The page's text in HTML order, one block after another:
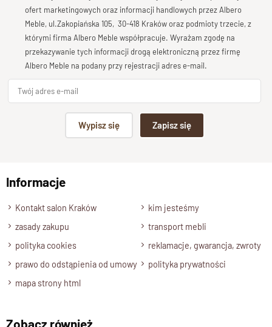
Wykończenie
Produkt został wykończony ekologicznym lakierem
półmatowym.
Styl
Regał zabudowany z szufladą w stylu nowoczesnym.
Szerokość
45 cm.
Półki
Wnętrze mebla jest wyposażone w półki o grubości 4 cm .
Stan produktu
Bardzo dobry
Twoja opinia o produkcie
Podpis
Wyślij opinię
ofert marketingowych oraz informacji handlowych przez Albero
Meble, ul.Zakopiańska 105, 30-418 Kraków oraz podmioty trzecie, z
którymi firma Albero Meble współpracuje. Wyrażam zgodę na
przekazywanie tych informacji drogą elektroniczną przez firmę
Albero Meble na podany przy rejestracji adres e-mail.
Wypisz się Zapisz się
Informacje
Kontakt salon Kraków
kim jesteśmy
zasady zakupu
transport mebli
polityka cookies
reklamacje, gwarancja, zwroty
prawo do odstąpienia od umowy
polityka prywatności
mapa strony html
Zobacz również